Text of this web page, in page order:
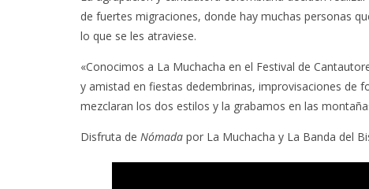
de fuertes migraciones, donde hay muchas personas
lo que se les atraviese.
«Conocimos a La Muchacha en el Festival de
y amistad en fiestas dedembrinas, improvisaciones de
mezclaran los dos estilos y la grabamos en las
Disfruta de Nómada por La Muchacha y La Banda del